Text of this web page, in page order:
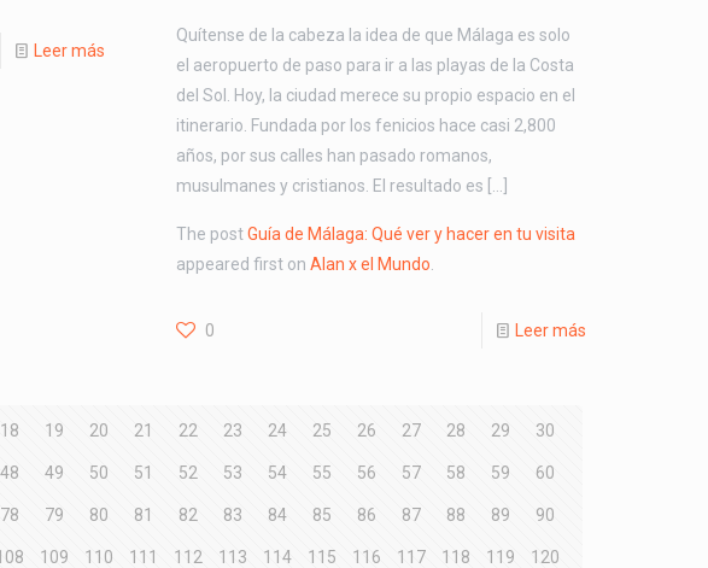
Leer más
Quítense de la cabeza la idea de que Málaga es solo
el aeropuerto de paso para ir a las playas de la Costa
del Sol. Hoy, la ciudad merece su propio espacio en el
itinerario. Fundada por los fenicios hace casi 2,800
años, por sus calles han pasado romanos,
musulmanes y cristianos. El resultado es […]
The postGuía de Málaga: Qué ver y hacer en tu visita
appeared first onAlan x el Mundo
0 Leer más
18 19 20 21 22 23 24 25 26 27 28 29 30
48 49 50 51 52 53 54 55 56 57 58 59 60
78 79 80 81 82 83 84 85 86 87 88 89 90
109 110 111 112 113 114 115 116 117 118 119 120